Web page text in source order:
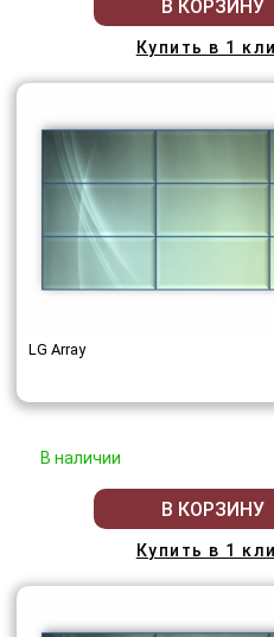
В КОРЗИНУ
Купить в 1
LG Array
В наличии
В КОРЗИНУ
Купить в 1